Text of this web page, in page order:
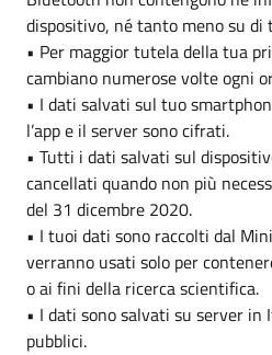
dispositivo, né tanto meno su di
• Per maggior tutela della tua
cambiano numerose volte ogni
• I dati salvati sul tuo
l’app e il server sono cifrati.
• Tutti i dati salvati sul
cancellati quando non più
del 31 dicembre 2020.
• I tuoi dati sono raccolti dal
verranno usati solo per
o ai fini della ricerca scientifica.
• I dati sono salvati su server
pubblici.